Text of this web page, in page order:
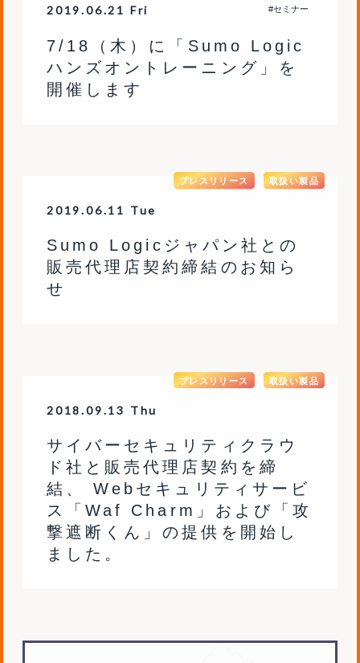
2019.06.21 Fri #セミナー
7/18（木）に「Sumo Logic
ハンズオントレーニング」を
開催します
2019.06.11 Tue
プレスリリース 取扱い製品
Sumo Logicジャパン社との
販売代理店契約締結のお知ら
せ
2018.09.13 Thu
プレスリリース 取扱い製品
サイバーセキュリティクラウ
ド社と販売代理店契約を締
結、 Webセキュリティサービ
ス「Waf Charm」および「攻
撃遮断くん」の提供を開始し
ました。